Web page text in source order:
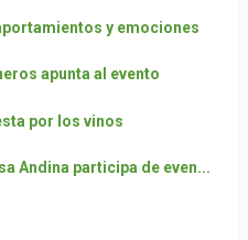
y emociones
apunta al evento
por los vinos
Andina participa de even...